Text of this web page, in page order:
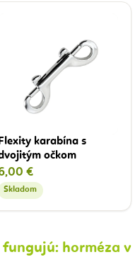
karabína s
očkom
€
Skladom
fungujú: horméza v